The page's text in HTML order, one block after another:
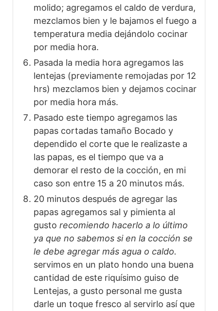
molido; agregamos el caldo de verdura,
mezclamos bien y le bajamos el fuego a
temperatura media dejándolo cocinar
por media hora.
Pasada la media hora agregamos las
lentejas (previamente remojadas por 12
hrs) mezclamos bien y dejamos cocinar
por media hora más.
Pasado este tiempo agregamos las
papas cortadas tamaño Bocado y
dependido el corte que le realizaste a
las papas, es el tiempo que va a
demorar el resto de la cocción, en mi
caso son entre 15 a 20 minutos más.
20 minutos después de agregar las
papas agregamos sal y pimienta al
gustorecomiendo hacerlo a lo último
ya que no sabemos si en la cocción se
le debe agregar más agua o caldo.
servimos en un plato hondo una buena
cantidad de este riquísimo guiso de
Lentejas, a gusto personal me gusta
darle un toque fresco al servirlo así que